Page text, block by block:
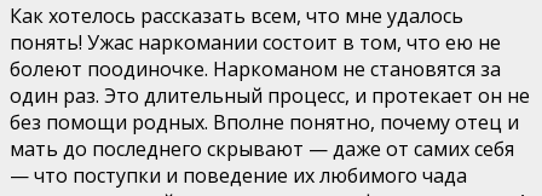
Как хотелось рассказать всем, что мне удалось
понять! Ужас наркомании состоит в том, что ею не
болеют поодиночке. Наркоманом не становятся за
один раз. Это длительный процесс, и протекает он не
без помощи родных. Вполне понятно, почему отец и
мать до последнего скрывают — даже от самих себя
— что поступки и поведение их любимого чада